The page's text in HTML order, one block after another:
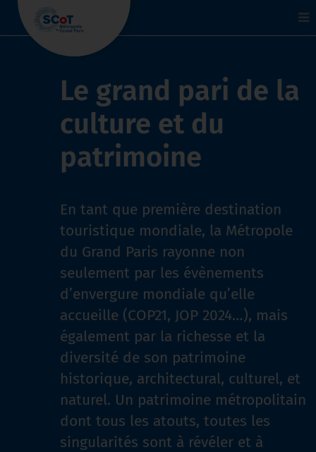
Le grand pari de la
culture et du
patrimoine
En tant que première destination
touristique mondiale, la Métropole
du Grand Paris rayonne non
seulement par les évènements
d’envergure mondiale qu’elle
accueille (COP21, JOP 2024…), mais
également par la richesse et la
diversité de son patrimoine
historique, architectural, culturel, et
naturel. Un patrimoine métropolitain
dont tous les atouts, toutes les
singularités sont à révéler et à